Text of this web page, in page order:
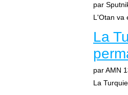
par
L'Otan va
La
par AMN
La